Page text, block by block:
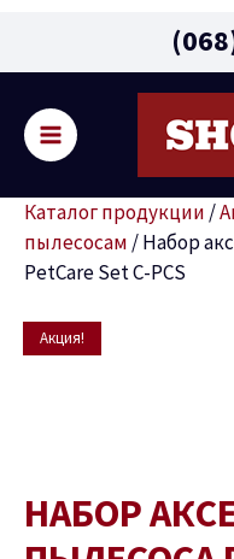
Menu
Каталог продукции /
пылесосам /Набор
PetCare Set C-PCS
Акция!
НАБОР
Количество
PetCare
Set